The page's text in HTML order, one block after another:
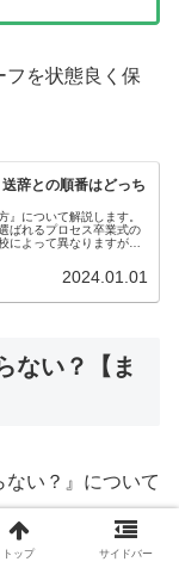
フを状態良く保
辞との順番はどっち
』について解説します。
ばれるプロセス卒業式の
によって異なりますが、
2024.01.01
ない？【ま
い？』について
トップ サイドバー